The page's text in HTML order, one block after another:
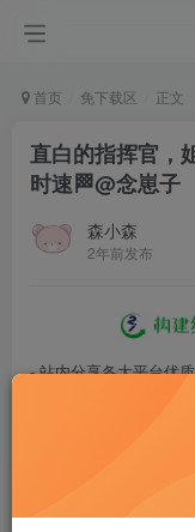
首页 免下载区 正文
直白的指挥官
时速🏁@念崽子
森小森
2年前发布
- 站内分享各大平台优
- 百度网盘提示提取码
- 遇见解压密码不对、